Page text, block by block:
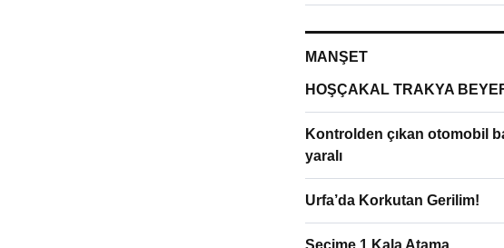
MANŞET
HOŞÇAKAL TRAKYA
Kontrolden çıkan otomobil
yaralı
Urfa’da Korkutan Gerilim!
Seçime 1 Kala Atama